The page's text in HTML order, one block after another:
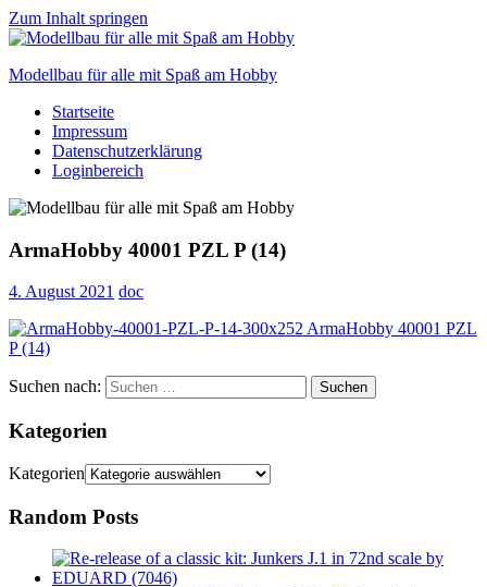
Zum Inhalt springen
Modellbau für alle mit Spaß am Hobby
Scale
modelling
to
Startseite
Impressum
Datenschutzerklärung
Loginbereich
ArmaHobby 40001 PZL P (14)
4. August 2021 doc
Suchen nach: Suchen
Kategorien
Kategorien
Random Posts